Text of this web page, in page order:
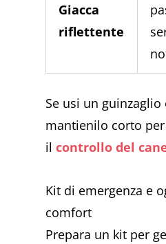
Giacca
riflettente
Se usi un
mantienilo corto
ilcontrollo del
Kit di emergenza e
comfort
Prepara un kit per